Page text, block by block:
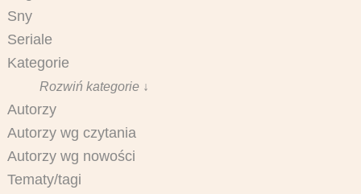
Sny
Seriale
Kategorie
Rozwiń kategorie ↓
Autorzy
Autorzy wg czytania
Autorzy wg nowości
Tematy/tagi